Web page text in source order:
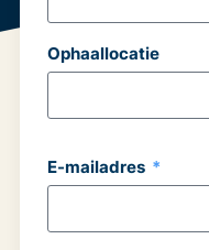
Ophaallocatie
E-mailadres